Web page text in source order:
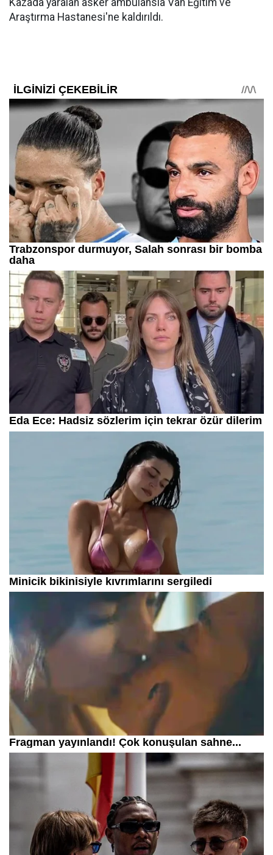
Kazada yaralan asker ambulansla Van Eğitim ve
Araştırma Hastanesi'ne kaldırıldı.